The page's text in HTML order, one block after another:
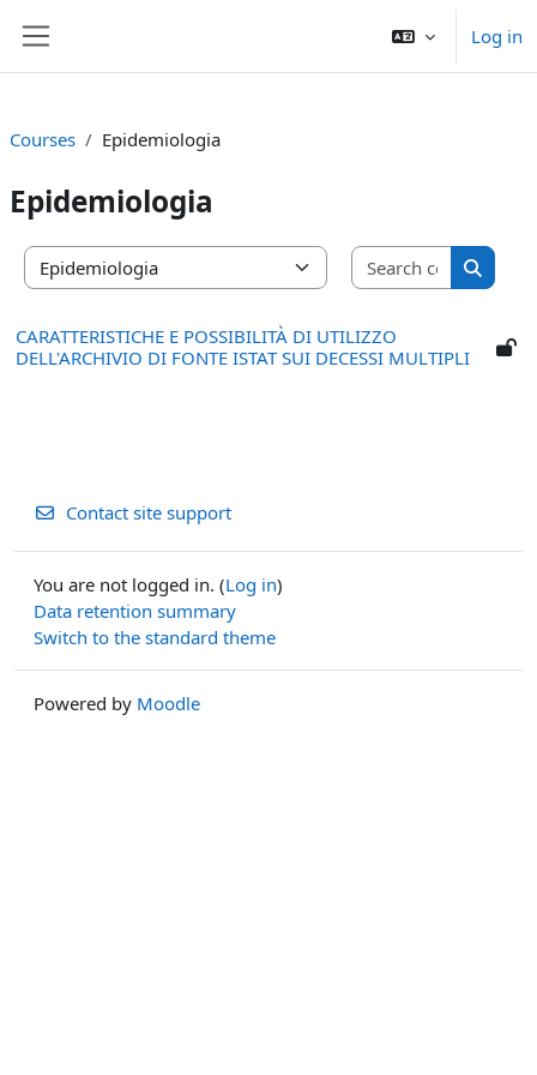
Log in
Courses Epidemiologia
Epidemiologia
Course categories
Search
Search
CARATTERISTICHE E POSSIBILITÀ DI UTILIZZO
DELL'ARCHIVIO DI FONTE ISTAT SUI DECESSI MULTIPLI
Contact site support
You are not logged in. (Log in)
Data retention summary
Switch to the standard theme
Powered by Moodle